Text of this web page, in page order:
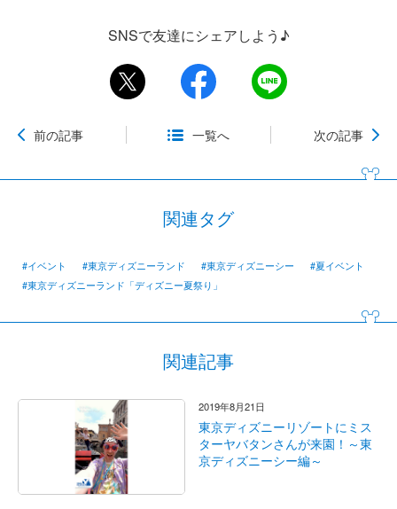
SNSで友達にシェアしよう♪
前の記事 一覧へ 次の記事
関連タグ
#イベント #東京ディズニーランド #東京ディズニーシー
#夏イベント
#東京ディズニーランド「ディズニー夏祭り」
関連記事
2019年8月21日
東京ディズニーリゾートにミス
ターヤバタンさんが来園！～東
京ディズニーシー編～